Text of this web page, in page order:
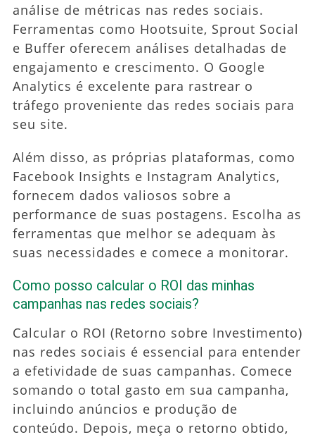
análise de métricas nas redes sociais.
Ferramentas como Hootsuite, Sprout Social
e Buffer oferecem análises detalhadas de
engajamento e crescimento. O Google
Analytics é excelente para rastrear o
tráfego proveniente das redes sociais para
seu site.
Além disso, as próprias plataformas, como
Facebook Insights e Instagram Analytics,
fornecem dados valiosos sobre a
performance de suas postagens. Escolha as
ferramentas que melhor se adequam às
suas necessidades e comece a monitorar.
Como posso calcular o ROI das minhas
campanhas nas redes sociais?
Calcular o ROI (Retorno sobre Investimento)
nas redes sociais é essencial para entender
a efetividade de suas campanhas. Comece
somando o total gasto em sua campanha,
incluindo anúncios e produção de
conteúdo. Depois, meça o retorno obtido,